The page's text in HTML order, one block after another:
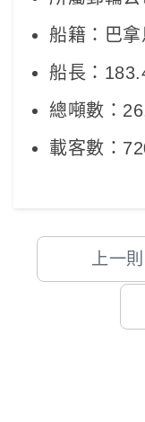
船籍：巴
船長：
總噸數：
載客數：
上一則